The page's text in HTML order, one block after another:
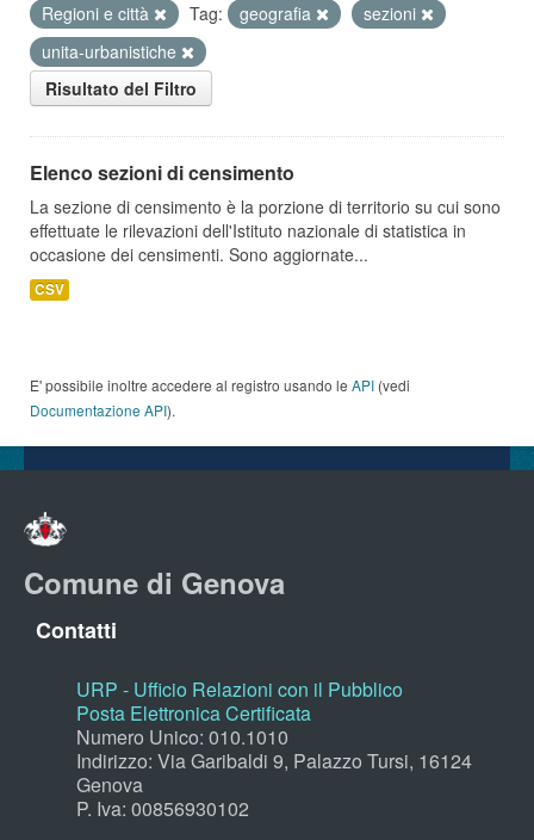
Regioni e città
Tag: geografia
sezioni
unita-urbanistiche
Risultato del Filtro
Elenco sezioni di censimento
La sezione di censimento è la porzione di territorio su cui sono
effettuate le rilevazioni dell'Istituto nazionale di statistica in
occasione dei censimenti. Sono aggiornate...
CSV
E' possibile inoltre accedere al registro usando le API (vedi
Documentazione API).
Comune di Genova
Contatti
URP - Ufficio Relazioni con il Pubblico
Posta Elettronica Certificata
Numero Unico: 010.1010
Indirizzo: Via Garibaldi 9, Palazzo Tursi, 16124
Genova
P. Iva: 00856930102